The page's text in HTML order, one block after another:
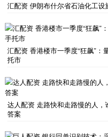
汇配资 伊朗布什尔省石油化工设
汇配资 香港楼市一季度“狂飙”：
托市
达人配资 走路快和走路慢的人
答案